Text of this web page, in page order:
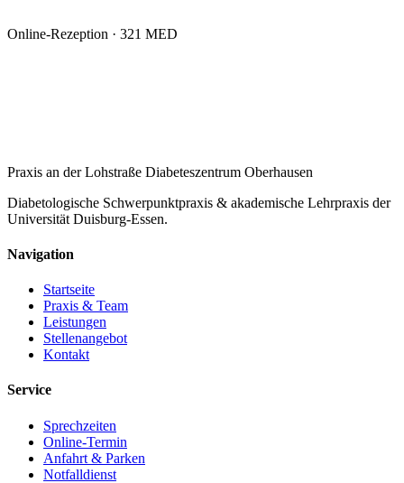
Online-Rezeption · 321 MED
Praxis an der Lohstraße Diabeteszentrum Oberhausen
Diabetologische Schwerpunktpraxis & akademische Lehrpraxis der
Universität Duisburg-Essen.
Navigation
Startseite
Praxis & Team
Leistungen
Stellenangebot
Kontakt
Service
Sprechzeiten
Online-Termin
Anfahrt & Parken
Notfalldienst